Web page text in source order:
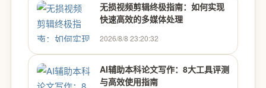
无损视频剪辑终极指南：如何实现
快速高效的多媒体处理
2026/8/8 23:20:32
AI辅助本科论文写作：8大工具评测
与高效使用指南